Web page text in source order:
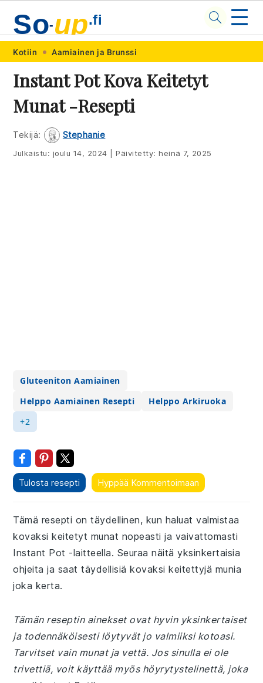
Skip
primary
navigation
Skip
main
content
Skip
primary
sidebar
Skip
footer
So-up.fi ☰
Kotiin Aamiainen ja Brunssi
Instant Pot Kova Keitetyt
Munat -resepti
Tekijä: Stephanie
Julkaistu: joulu 14, 2024 Päivitetty:heinä 7, 2025
Gluteeniton Aamiainen
Helppo Aamiainen Resepti
Helppo Arkiruoka
+2
Tulosta resepti Hyppää Kommentoimaan
Tämä resepti on täydellinen, kun haluat valmistaa
kovaksi keitetyt munat nopeasti ja vaivattomasti
Instant Pot -laitteella. Seuraa näitä yksinkertaisia
ohjeita ja saat täydellisiä kovaksi keitettyjä munia
joka kerta.
Tämän reseptin ainekset ovat hyvin yksinkertaiset
ja todennäköisesti löytyvät jo valmiiksi kotoasi.
Tarvitset vain munat ja vettä. Jos sinulla ei ole
trivettiä, voit käyttää myös höyrytystelinettä, joka